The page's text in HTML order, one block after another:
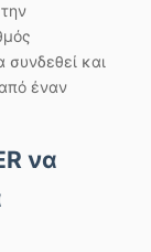
και
έναν
να